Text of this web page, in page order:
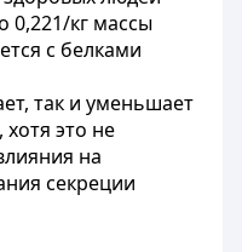
0,221/кг массы
с белками
так и уменьшает
это не
на
секреции